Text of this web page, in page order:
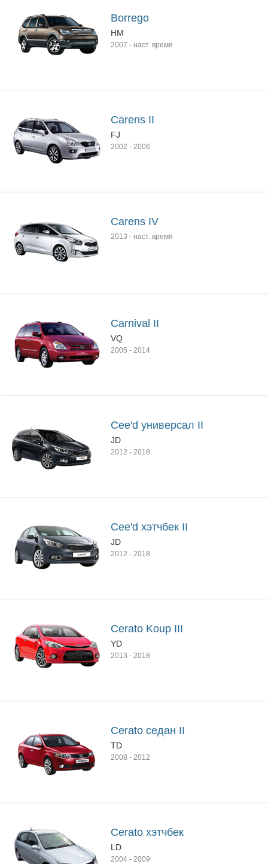
Borrego
HM
2007 - наст. время
Carens II
FJ
2002 - 2006
Carens IV
2013 - наст. время
Carnival II
VQ
2005 - 2014
Cee'd универсал II
JD
2012 - 2018
Cee'd хэтчбек II
JD
2012 - 2018
Cerato Koup III
YD
2013 - 2018
Cerato седан II
TD
2008 - 2012
Cerato хэтчбек
LD
2004 - 2009